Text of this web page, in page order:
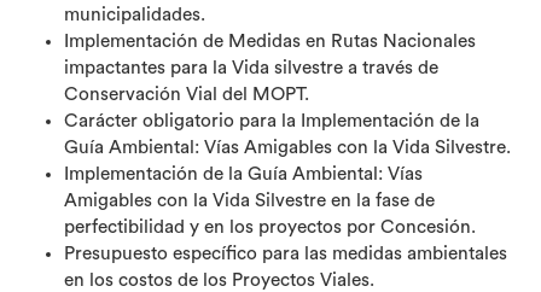
municipalidades.
Implementación de Medidas en Rutas Nacionales
impactantes para la Vida silvestre a través de
Conservación Vial del MOPT.
Carácter obligatorio para la Implementación de la
Guía Ambiental: Vías Amigables con la Vida Silvestre.
Implementación de la Guía Ambiental: Vías
Amigables con la Vida Silvestre en la fase de
perfectibilidad y en los proyectos por Concesión.
Presupuesto específico para las medidas ambientales
en los costos de los Proyectos Viales.